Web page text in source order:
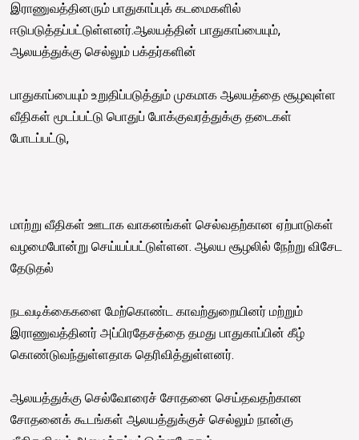
இராணுவத்தினரும் பாதுகாப்புக் கடமைகளில்
ஈடுபடுத்தப்பட்டுள்ளனர்.ஆலயத்தின் பாதுகாப்பையும்,
ஆலயத்துக்கு செல்லும் பக்தர்களின்
பாதுகாப்பையும் உறுதிப்படுத்தும் முகமாக ஆலயத்தை சூழவுள்ள
வீதிகள் மூடப்பட்டு பொதுப் போக்குவரத்துக்கு தடைகள்
போடப்பட்டு,
மாற்று வீதிகள் ஊடாக வாகனங்கள் செல்வதற்கான ஏற்பாடுகள்
வழமைபோன்று செய்யப்பட்டுள்ளன. ஆலய சூழலில் நேற்று விசேட
தேடுதல்
நடவடிக்கைகளை மேற்கொண்ட காவற்துறையினர் மற்றும்
இராணுவத்தினர் அப்பிரதேசத்தை தமது பாதுகாப்பின் கீழ்
கொண்டுவந்துள்ளதாக தெரிவித்துள்ளனர்.
ஆலயத்துக்கு செல்வோரைச் சோதனை செய்தவதற்கான
சோதனைக் கூடங்கள் ஆலயத்துக்குச் செல்லும் நான்கு